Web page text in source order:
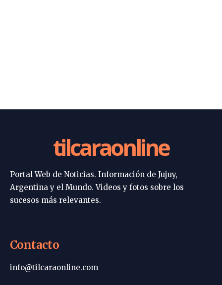
tilcaraonline
Portal Web de Noticias. Información de Jujuy,
Argentina y el Mundo. Videos y fotos sobre los
sucesos más relevantes.
Contacto
info@tilcaraonline.com